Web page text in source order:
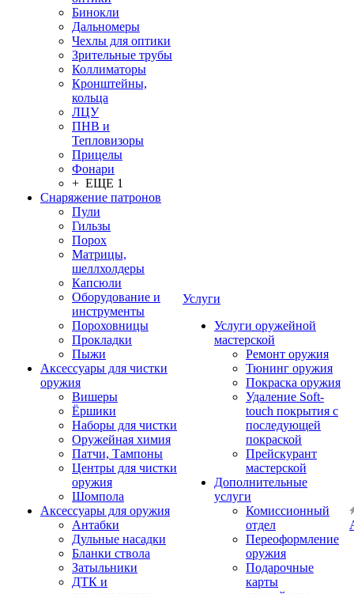
Бинокли
Дальномеры
Чехлы для оптики
Зрительные трубы
Коллиматоры
Кронштейны,
кольца
ЛЦУ
ПНВ и
Тепловизоры
Прицелы
Фонари
+ ЕЩЕ 1
Снаряжение патронов
Пули
Гильзы
Порох
Матрицы,
шеллхолдеры
Капсюли
Оборудование и
инструменты
Пороховницы
Прокладки
Пыжи
Аксессуары для чистки
оружия
Вишеры
Ёршики
Наборы для чистки
Оружейная химия
Патчи, Тампоны
Центры для чистки
оружия
Шомпола
Аксессуары для оружия
Антабки
Дульные насадки
Бланки ствола
Затыльники
ДТК и
Услуги
Услуги оружейной
мастерской
Ремонт оружия
Тюнинг оружия
Покраска оружия
Удаление Soft-
touch покрытия с
последующей
покраской
Прейскурант
мастерской
Дополнительные
услуги
Комиссионный
отдел
Переоформление
оружия
Подарочные
карты